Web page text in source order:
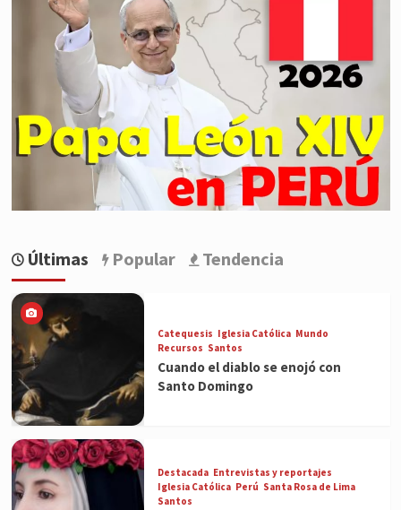
Últimas Popular Tendencia
Catequesis Iglesia Católica Mundo
Recursos Santos
Cuando el diablo se enojó con
Santo Domingo
Destacada Entrevistas y reportajes
Iglesia Católica Perú Santa Rosa de Lima
Santos